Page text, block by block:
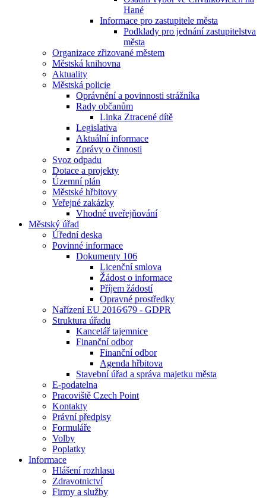
Hané
Informace pro zastupitele města
Podklady pro jednání zastupitelstva
města
Organizace zřizované městem
Městská knihovna
Aktuality
Městská policie
Oprávnění a povinnosti strážníka
Rady občanům
Linka Ztracené dítě
Legislativa
Aktuální informace
Zprávy o činnosti
Svoz odpadu
Dotace a projekty
Územní plán
Městské hřbitovy
Veřejné zakázky
Vhodné uveřejňování
Městský úřad
Úřední deska
Povinné informace
Dokumenty 106
Licenční smlova
Žádost o informace
Příjem žádostí
Opravné prostředky
Nařízení EU 2016⁄679 - GDPR
Struktura úřadu
Kancelář tajemnice
Finanční odbor
Finanční odbor
Agenda hřbitova
Stavební úřad a správa majetku města
E-podatelna
Pracoviště Czech Point
Kontakty
Právní předpisy
Formuláře
Volby
Poplatky
Informace
Hlášení rozhlasu
Zdravotnictví
Firmy a služby